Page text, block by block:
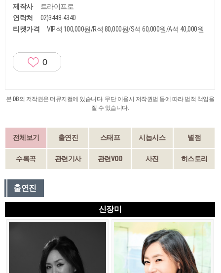
제작사
트라이프로
연락처
02)3448-4340
티켓가격
VIP석 100,000원/R석 80,000원/S석 60,000원/A석 40,000원
0
본 DB의 저작권은 더뮤지컬에 있습니다. 무단 이용시 저작권법 등에 따라 법적 책임을
질 수 있습니다.
전체보기 출연진 스태프 시놉시스 별점
수록곡 관련기사 관련VOD 사진 히스토리
출연진
신장미